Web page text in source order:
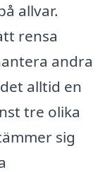
allvar.
rensa
andra
alltid en
tre olika
sig